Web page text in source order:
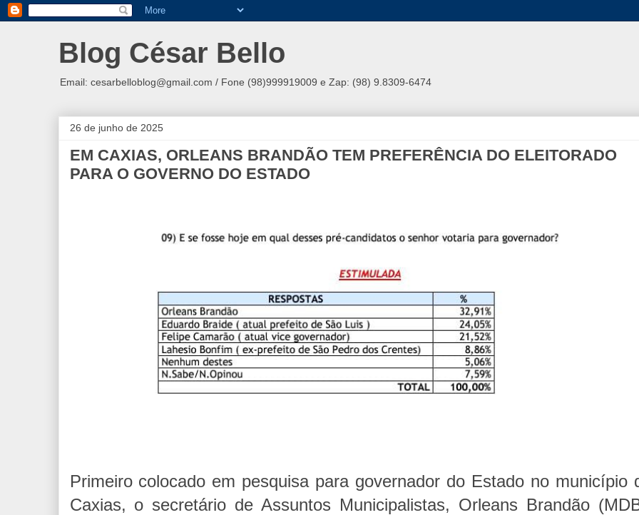
Blog César Bello
Email: cesarbelloblog@gmail.com / Fone (98)999919009 e Zap: (98) 9.8309-6474
26 de junho de 2025
EM CAXIAS, ORLEANS BRANDÃO TEM PREFERÊNCIA DO ELEITORADO
PARA O GOVERNO DO ESTADO
Primeiro colocado em pesquisa para governador do Estado no município
Caxias, o secretário de Assuntos Municipalistas, Orleans Brandão